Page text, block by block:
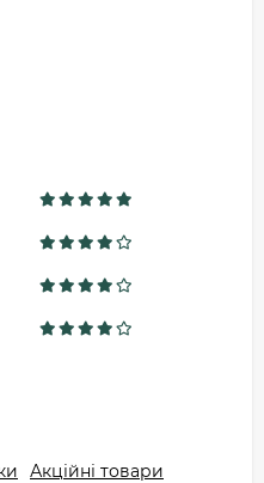
Акційні товари